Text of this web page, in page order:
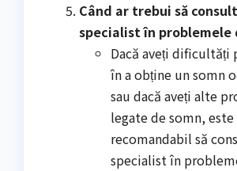
Când ar trebui să
specialist în problemele
Dacă aveți dificultăți
în a obține un somn
sau dacă aveți alte
legate de somn, este
recomandabil să
specialist în